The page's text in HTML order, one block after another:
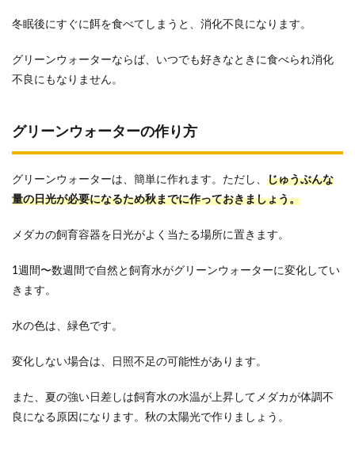
冬眠後にすぐに餌を食べてしまうと、消化不良になります。
グリーンウォーターならば、いつでも好きなときに食べられ消化
不良にもなりません。
グリーンウォーターの作り方
グリーンウォーターは、簡単に作れます。ただし、 じゅうぶんな
量の日光が必要になるため秋までに作っておきましょう。
メダカの飼育容器を日光がよく当たる場所に置きます。
1週間〜数週間で自然と飼育水がグリーンウォーターに変化してい
きます。
水の色は、緑色です。
変化しない場合は、日照不足の可能性があります。
また、夏の強い日差しは飼育水の水温が上昇してメダカが体調不
良になる原因になります。秋の太陽光で作りましょう。